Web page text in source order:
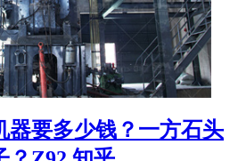
器要多少钱？一方石头